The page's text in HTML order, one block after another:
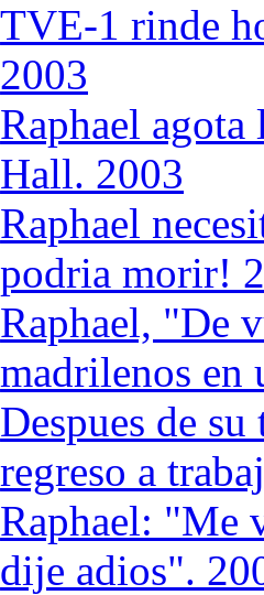
TVE-1 rinde
2003
Raphael agota
Hall. 2003
Raphael
podria morir!
Raphael, "De
madrilenos en
Despues de
regreso a
Raphael: "Me
dije adios".